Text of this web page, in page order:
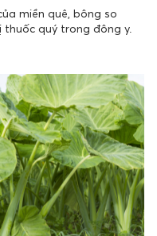
miền quê, bông so
quý trong đông y.